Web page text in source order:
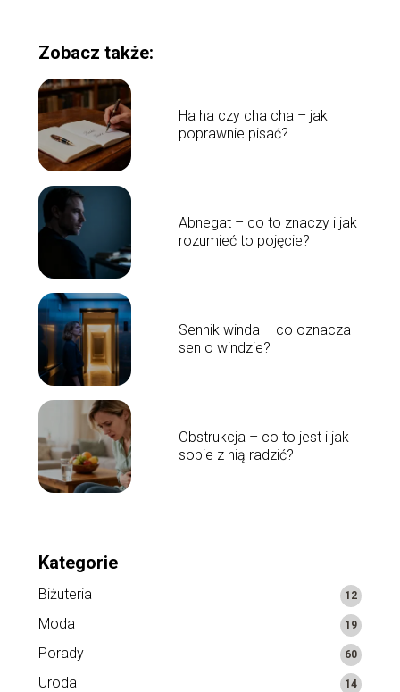
Zobacz także:
Ha ha czy cha cha – jak
poprawnie pisać?
Abnegat – co to znaczy i jak
rozumieć to pojęcie?
Sennik winda – co oznacza
sen o windzie?
Obstrukcja – co to jest i jak
sobie z nią radzić?
Kategorie
Biżuteria 12
Moda 19
Porady 60
Uroda 14